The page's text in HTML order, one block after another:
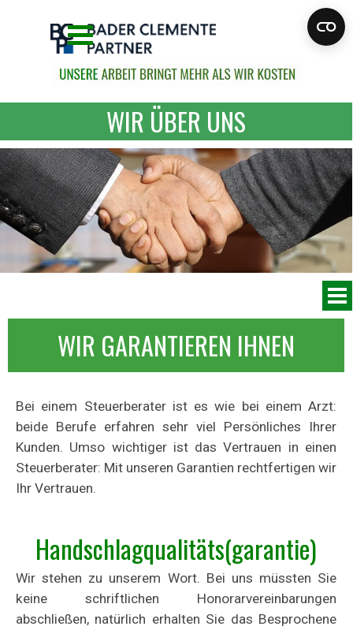
Menü überspringen
WIR ÜBER UNS
WIR GARANTIEREN IHNEN
Bei einem Steuerberater ist es wie bei einem Arzt:
beide Berufe erfahren sehr viel Persönliches Ihrer
Kunden. Umso wichtiger ist das Vertrauen in einen
Steuerberater: Mit unseren Garantien rechtfertigen wir
Ihr Vertrauen.
Handschlagqualitäts(garantie)
Wir stehen zu unserem Wort. Bei uns müssten Sie
keine schriftlichen Honorarvereinbarungen
abschließen, natürlich erhalten Sie das Besprochene